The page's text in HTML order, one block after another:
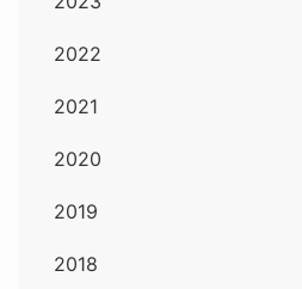
2022
2021
2020
2019
2018